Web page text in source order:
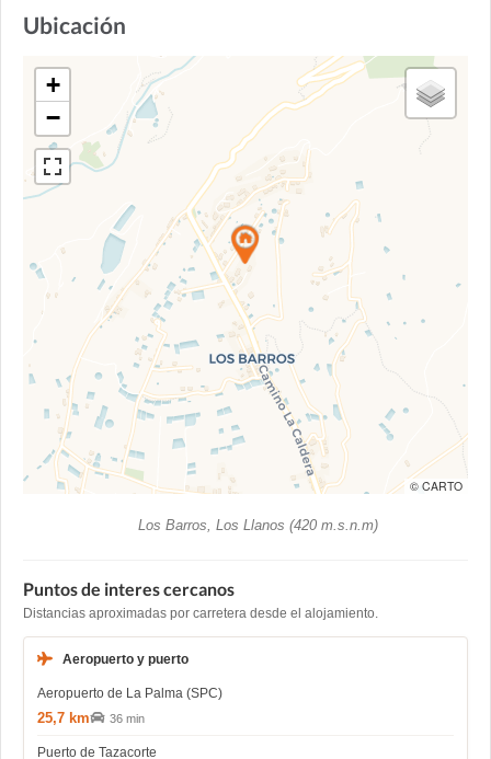
Ubicación
+
−
© CARTO
Los Barros, Los Llanos (420 m.s.n.m)
Puntos de interes cercanos
Distancias aproximadas por carretera desde el alojamiento.
Aeropuerto y puerto
Aeropuerto de La Palma (SPC)
25,7 km 36 min
Puerto de Tazacorte